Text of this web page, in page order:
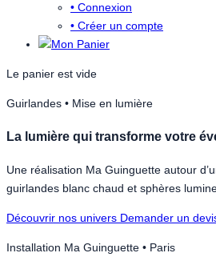
• Connexion
• Créer un compte
Le panier est vide
Guirlandes • Mise en lumière
La lumière qui transforme votre
Une réalisation Ma Guinguette autour
guirlandes blanc chaud et sphères
Découvrir nos univers Demander un
Installation Ma Guinguette • Paris